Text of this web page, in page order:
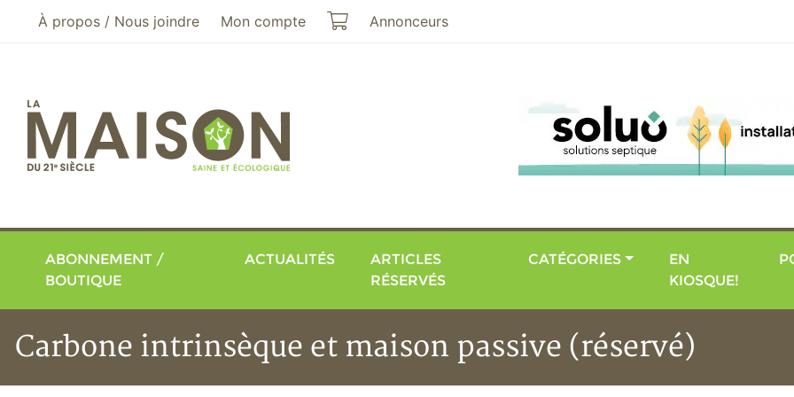
Aller au menu principal
Aller au contenu principal
À propos / Nous joindre Mon compte Mon panier
Annonceurs
ABONNEMENT /
BOUTIQUE
ACTUALITÉS
ARTICLES
RÉSERVÉS
CATÉGORIES
EN
KIOSQUE!
Carbone intrinsèque et maison passive (réservé)